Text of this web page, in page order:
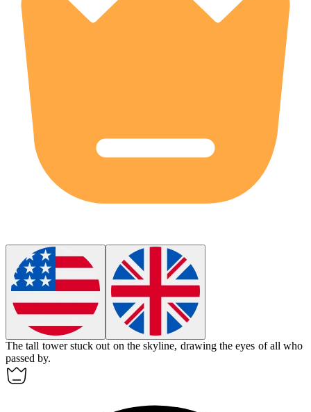
The tall towerstuck out on the skyline, drawing the eyes of all who
passed by.